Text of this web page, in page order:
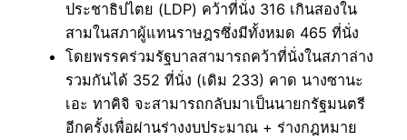
ประชาธิปไตย (LDP) คว้าที่นั่ง 316 เกินสองใน
สามในสภาผู้แทนราษฎรซึ่งมีทั้งหมด 465 ที่นั่ง
โดยพรรคร่วมรัฐบาลสามารถคว้าที่นั่งในสภาล่าง
รวมกันได้ 352 ที่นั่ง (เดิม 233) คาด นางซานะ
เอะ ทาคิจิ จะสามารถกลับมาเป็นนายกรัฐมนตรี
อีกครั้งเพื่อผ่านร่างงบประมาณ + ร่างกฎหมาย